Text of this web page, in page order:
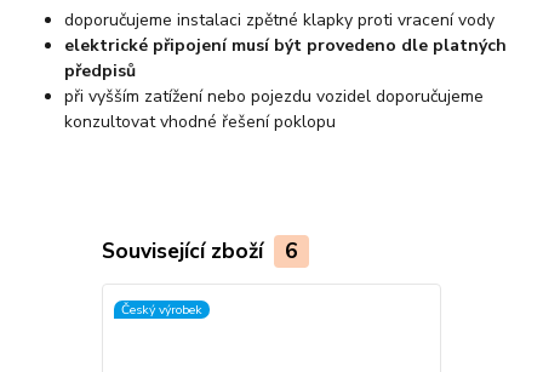
doporučujeme instalaci zpětné klapky proti vracení vody
elektrické připojení musí být provedeno dle platných
předpisů
při vyšším zatížení nebo pojezdu vozidel doporučujeme
konzultovat vhodné řešení poklopu
Související zboží 6
Český výrobek